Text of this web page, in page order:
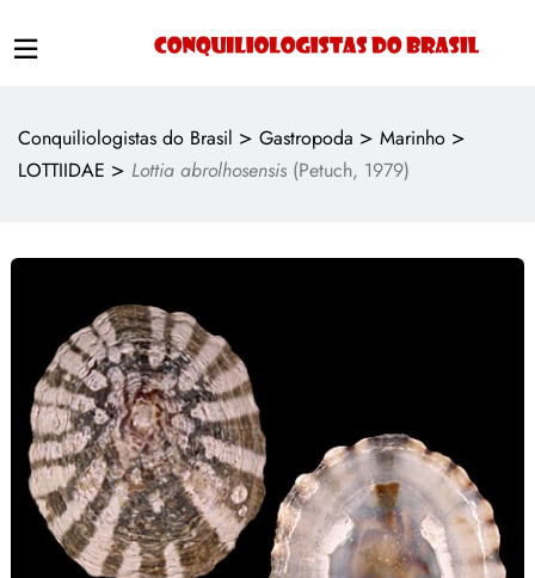
Conquiliologistas do Brasil > Gastropoda > Marinho >
LOTTIIDAE > Lottia abrolhosensis (Petuch, 1979)